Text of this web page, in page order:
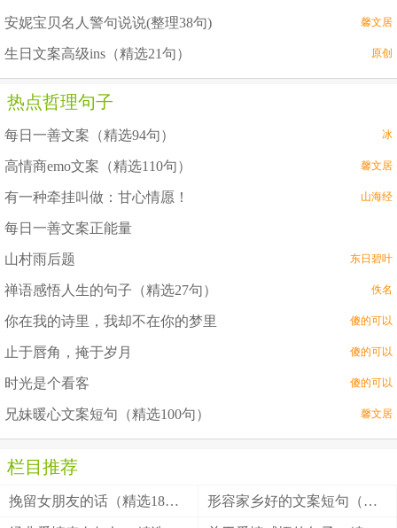
安妮宝贝名人警句说说(整理38句) 馨文居
生日文案高级ins（精选21句） 原创
热点哲理句子
每日一善文案（精选94句） 冰
高情商emo文案（精选110句） 馨文居
有一种牵挂叫做：甘心情愿！ 山海经
每日一善文案正能量
山村雨后题 东日碧叶
禅语感悟人生的句子（精选27句） 佚名
你在我的诗里，我却不在你的梦里 傻的可以
止于唇角，掩于岁月 傻的可以
时光是个看客 傻的可以
兄妹暖心文案短句（精选100句） 馨文居
栏目推荐
挽留女朋友的话（精选18句） 形容家乡好的文案短句（精选81句）